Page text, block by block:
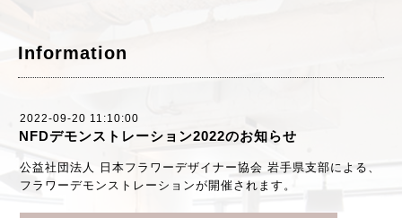
Information
2022-09-20 11:10:00
NFDデモンストレーション2022のお知らせ
公益社団法人 日本フラワーデザイナー協会 岩手県支部による、
フラワーデモンストレーションが開催されます。